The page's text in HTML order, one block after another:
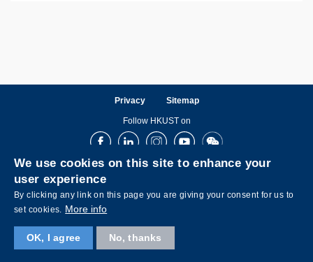
Privacy Sitemap
Follow HKUST on
FacebookLinkedInInstagramYoutubeWechat
Copyright © The Hong Kong University of Science and Technology. All rights reserved.
We use cookies on this site to enhance your
user experience
By clicking any link on this page you are giving your consent for us to
set cookies. More info
OK, I agree No, thanks